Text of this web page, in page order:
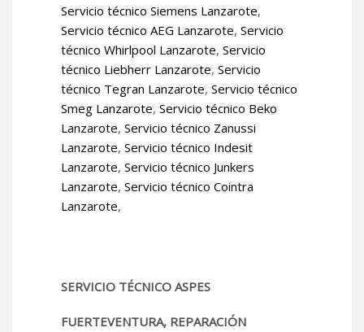
Servicio técnico Siemens Lanzarote,
Servicio técnico AEG Lanzarote, Servicio
técnico Whirlpool Lanzarote, Servicio
técnico Liebherr Lanzarote, Servicio
técnico Tegran Lanzarote, Servicio técnico
Smeg Lanzarote, Servicio técnico Beko
Lanzarote, Servicio técnico Zanussi
Lanzarote, Servicio técnico Indesit
Lanzarote, Servicio técnico Junkers
Lanzarote, Servicio técnico Cointra
Lanzarote,
SERVICIO TÉCNICO ASPES
FUERTEVENTURA, REPARACIÓN